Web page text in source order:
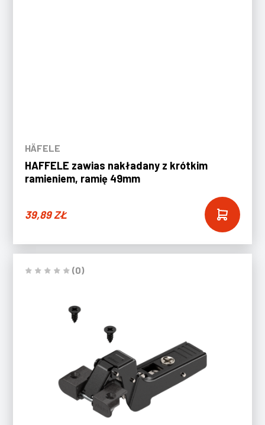
HÄFELE
HAFFELE zawias nakładany z krótkim
ramieniem, ramię 49mm
39,89ZŁ
(0)